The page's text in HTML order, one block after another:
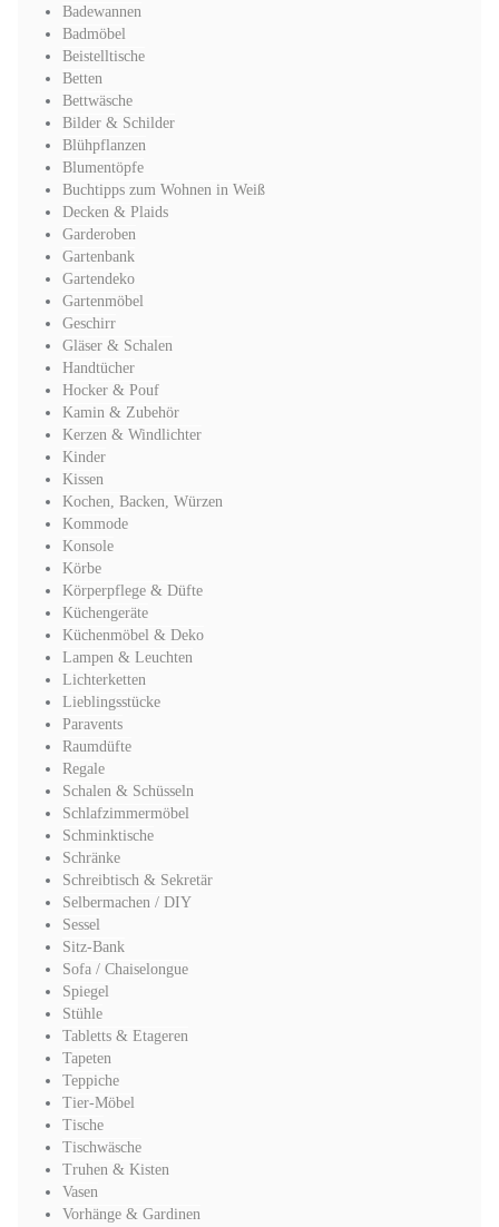
Badewannen
Badmöbel
Beistelltische
Betten
Bettwäsche
Bilder & Schilder
Blühpflanzen
Blumentöpfe
Buchtipps zum Wohnen in Weiß
Decken & Plaids
Garderoben
Gartenbank
Gartendeko
Gartenmöbel
Geschirr
Gläser & Schalen
Handtücher
Hocker & Pouf
Kamin & Zubehör
Kerzen & Windlichter
Kinder
Kissen
Kochen, Backen, Würzen
Kommode
Konsole
Körbe
Körperpflege & Düfte
Küchengeräte
Küchenmöbel & Deko
Lampen & Leuchten
Lichterketten
Lieblingsstücke
Paravents
Raumdüfte
Regale
Schalen & Schüsseln
Schlafzimmermöbel
Schminktische
Schränke
Schreibtisch & Sekretär
Selbermachen / DIY
Sessel
Sitz-Bank
Sofa / Chaiselongue
Spiegel
Stühle
Tabletts & Etageren
Tapeten
Teppiche
Tier-Möbel
Tische
Tischwäsche
Truhen & Kisten
Vasen
Vorhänge & Gardinen